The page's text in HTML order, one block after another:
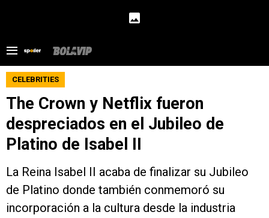
CELEBRITIES
The Crown y Netflix fueron
despreciados en el Jubileo de
Platino de Isabel II
La Reina Isabel II acaba de finalizar su Jubileo
de Platino donde también conmemoró su
incorporación a la cultura desde la industria